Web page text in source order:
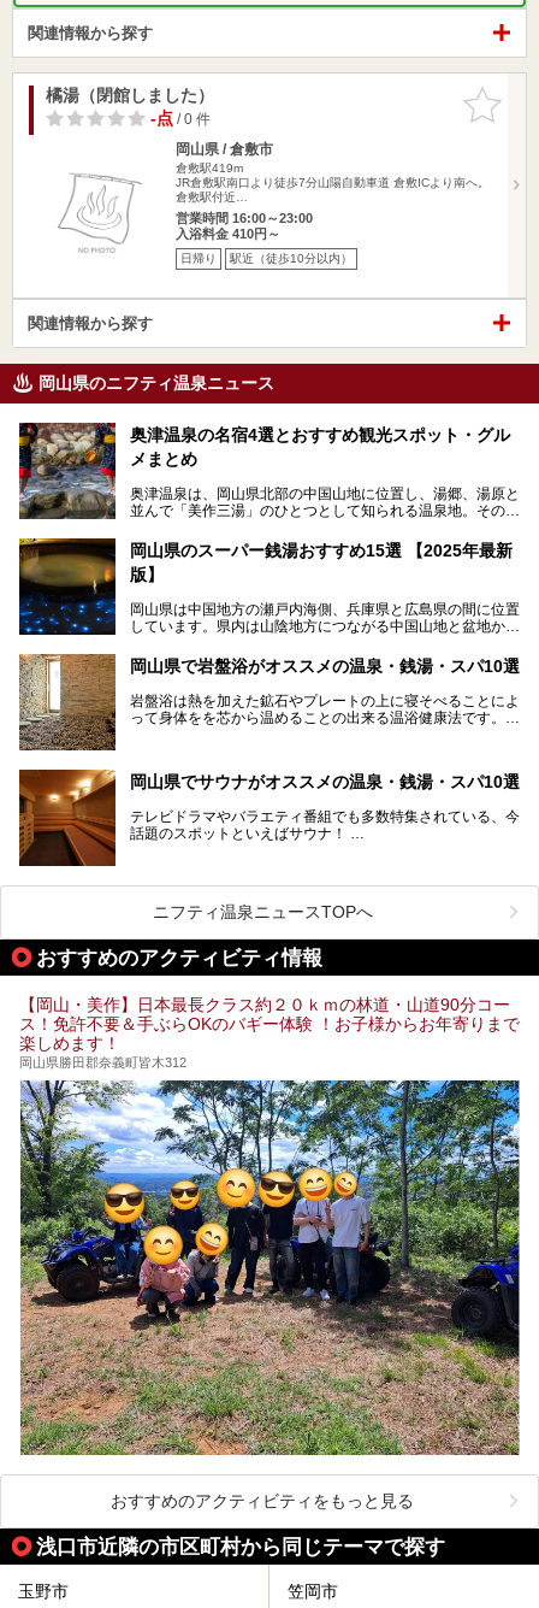
関連情報から探す
お気に入
りに追加
橘湯（閉館しました）
-点/ 0 件
岡山県 / 倉敷市
倉敷駅419m
JR倉敷駅南口より徒歩7分山陽自動車道 倉敷ICより南へ。
倉敷駅付近…
営業時間 16:00～23:00
入浴料金 410円～
日帰り 駅近（徒歩10分以内）
関連情報から探す
岡山県のニフティ温泉ニュース
奥津温泉の名宿4選とおすすめ観光スポット・グル
メまとめ
奥津温泉は、岡山県北部の中国山地に位置し、湯郷、湯原と
並んで「美作三湯」のひとつとして知られる温泉地。その泉
す。
この記事では、奥津温泉で宿泊におすすめの宿、観光スポッ
を存分に味わい、癒しの旅を楽しんでくださいね。
岡山県のスーパー銭湯おすすめ15選 【2025年最新
版】
岡山県は中国地方の瀬戸内海側、兵庫県と広島県の間に位置
しています。県内は山陰地方につながる中国山地と盆地から
海に多数の島々が浮かぶ瀬戸内海に面した南部に分けられま
す。年間を通じて降水量が少ない「晴れの国」で、モモやブ
ドウなど果物の栽培が盛んなうえ、その品質の高さは全国的
にも有名です。
ます。ここでは、岡山県で評判のスーパー銭湯をご紹介しま
しょう。
岡山県で岩盤浴がオススメの温泉・銭湯・スパ10選
岩盤浴は熱を加えた鉱石やプレートの上に寝そべることによ
って身体をを芯から温めることの出来る温浴健康法です。じ
ススメ温泉・銭湯・スパ10ヶ所を紹介させていただきま
岡山県でサウナがオススメの温泉・銭湯・スパ10選
テレビドラマやバラエティ番組でも多数特集されている、今
話題のスポットといえばサウナ！
今回は、岡山県でサウナがおすすめの温泉や銭湯、スパを厳
選してご紹介！
血流が良くなるだけでなく美容効果やリラックス効果も期待
ニフティ温泉ニュースTOPへ
おすすめのアクティビティ情報
【岡山・美作】日本最長クラス約２０ｋｍの林道・山道90分コー
ス！免許不要＆手ぶらOKのバギー体験 ！お子様からお年寄りまで
楽しめます！
岡山県勝田郡奈義町皆木312
おすすめのアクティビティをもっと見る
浅口市近隣の市区町村から同じテーマで探す
玉野市 笠岡市